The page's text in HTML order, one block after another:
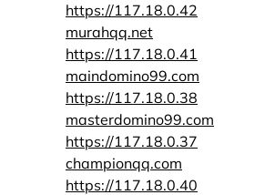
https://117.18.0.42
murahqq.net
https://117.18.0.41
maindomino99.com
https://117.18.0.38
masterdomino99.com
https://117.18.0.37
championqq.com
https://117.18.0.40